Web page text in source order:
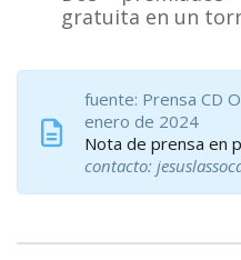
gratuita en un
fuente: Prensa CD
enero de 2024
Nota de prensa en
contacto: